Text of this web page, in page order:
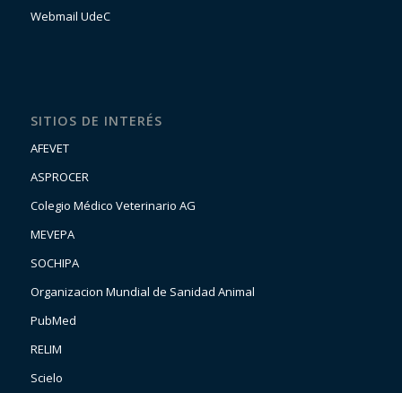
Webmail UdeC
SITIOS DE INTERÉS
AFEVET
ASPROCER
Colegio Médico Veterinario AG
MEVEPA
SOCHIPA
Organizacion Mundial de Sanidad Animal
PubMed
RELIM
Scielo